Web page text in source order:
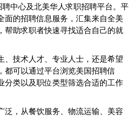
中心及北美华人求职招聘平台。平
面的招聘信息服务，汇集来自全美
帮助求职者快速寻找适合自己的就
、技术人才、专业人士，还是希望
都可以通过平台浏览美国招聘信
分类以及职位类型筛选合适的工作
泛，从餐饮服务、物流运输、美容